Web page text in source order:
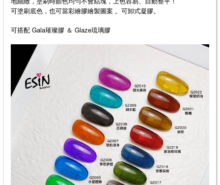
可塗刷底色，也可當彩繪膠繪製圖案 。可卸式凝膠。
可搭配 Gala璀璨膠 ＆ Glaze琉璃膠